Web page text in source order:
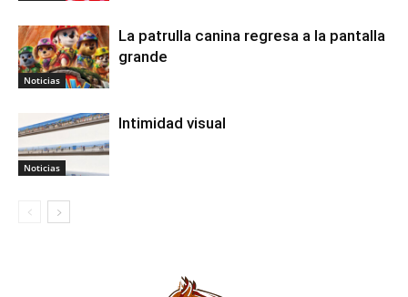
Noticias
La patrulla canina regresa a la pantalla
grande
Noticias
Intimidad visual